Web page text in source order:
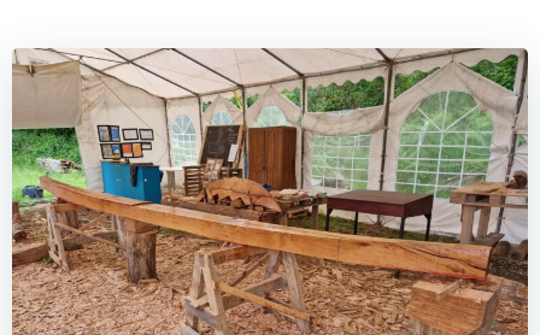
au
contenu